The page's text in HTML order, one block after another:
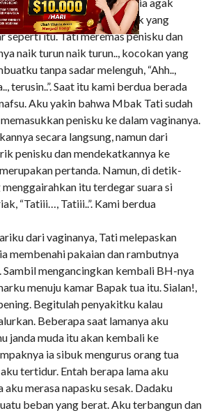
belum pernah melihat bentuk yang
seperti itu. Tati meremas penisku dan
naik turun naik turun.., kocokan yang
tanpa sadar melenguh, “Ahh..,
terusin..”. Saat itu kami berdua berada
Aku yakin bahwa Mbak Tati sudah
penisku ke dalam vaginanya.
secara langsung, namun dari
penisku dan mendekatkannya ke
pertanda. Namun, di detik-
itu terdegar suara si
“Tatiii…, Tatiii..”. Kami berdua
dari vaginanya, Tati melepaskan
membenahi pakaian dan rambutnya
Sambil mengancingkan kembali BH-nya
menuju kamar Bapak tua itu. Sialan!,
Begitulah penyakitku kalau
Beberapa saat lamanya aku
janda muda itu akan kembali ke
ia sibuk mengurus orang tua
tertidur. Entah berapa lama aku
merasa napasku sesak. Dadaku
beban yang berat. Aku terbangun dan